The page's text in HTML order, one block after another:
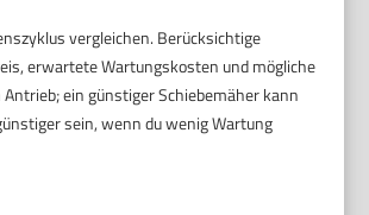
vergleichen. Berücksichtige
erwartete Wartungskosten und mögliche
ein günstiger Schiebemäher kann
sein, wenn du wenig Wartung